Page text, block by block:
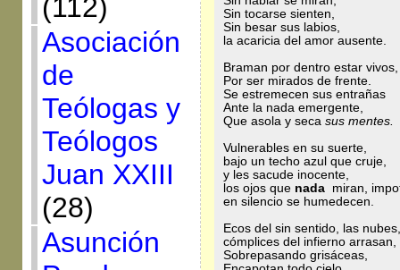
(112)
Asociación
de
Teólogas y
Teólogos
Juan XXIII
(28)
Asunción
Sin tocarse sienten,
Sin besar sus labios,
la acaricia del amor ausente.
Braman por dentro estar vivos,
Por ser mirados de frente.
Se estremecen sus entrañas
Ante la nada emergente,
Que asola y seca sus mentes.
Vulnerables en su suerte,
bajo un techo azul que cruje,
y les sacude inocente,
los ojos que nada miran,
en silencio se humedecen.
Ecos del sin sentido, las nubes,
cómplices del infierno arrasan,
Sobrepasando grisáceas,